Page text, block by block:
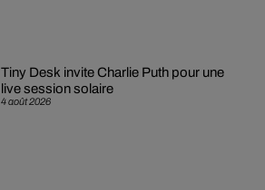
4 août 2026
Tiny Desk invite Charlie Puth pour une
live session solaire